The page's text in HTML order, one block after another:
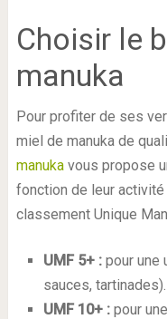
Choisir le
manuka
Pour profiter de ses
miel de manuka de
manukavous propose
fonction de leur activité
classement Unique
UMF 5+ :pour une
sauces, tartinades).
UMF 10+ :pour